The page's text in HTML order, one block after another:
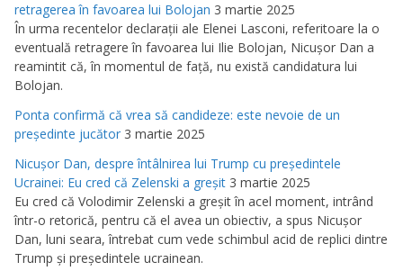
retragerea în favoarea lui Bolojan 3 martie 2025
În urma recentelor declaraţii ale Elenei Lasconi, referitoare la o
eventuală retragere în favoarea lui Ilie Bolojan, Nicuşor Dan a
reamintit că, în momentul de faţă, nu există candidatura lui
Bolojan.
Ponta confirmă că vrea să candideze: este nevoie de un
preşedinte jucător 3 martie 2025
Nicuşor Dan, despre întâlnirea lui Trump cu preşedintele
Ucrainei: Eu cred că Zelenski a greşit 3 martie 2025
Eu cred că Volodimir Zelenski a greşit în acel moment, intrând
într-o retorică, pentru că el avea un obiectiv, a spus Nicuşor
Dan, luni seara, întrebat cum vede schimbul acid de replici dintre
Trump şi preşedintele ucrainean.